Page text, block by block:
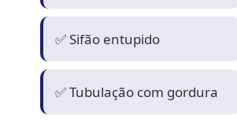
✅ Sifão entupido
✅ Tubulação com gordura